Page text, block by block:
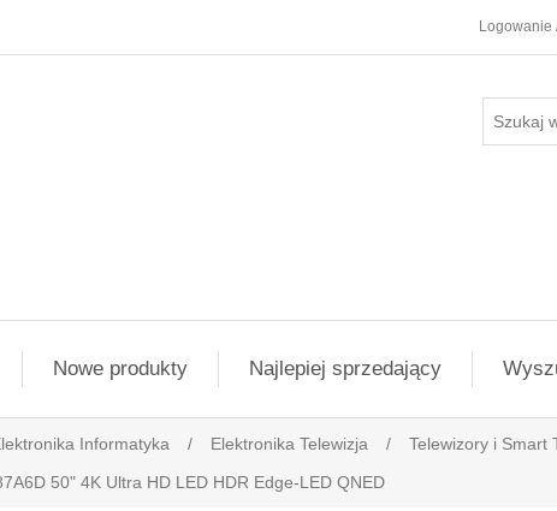
Logowanie
Nowe produkty Najlepiej sprzedający
Informatyka / Elektronika Telewizja / Telewizory i Smart
50" 4K Ultra HD LED HDR Edge-LED QNED